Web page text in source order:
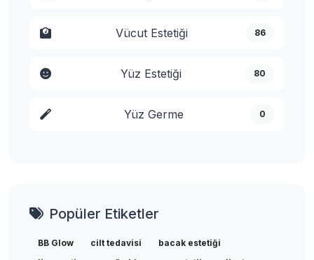
Vücut Estetiği 86
Yüz Estetiği 80
Yüz Germe 0
Popüler Etiketler
BB Glow cilt tedavisi
bacak estetiği